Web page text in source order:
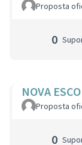
Proposta
0
NOVA
Proposta
0